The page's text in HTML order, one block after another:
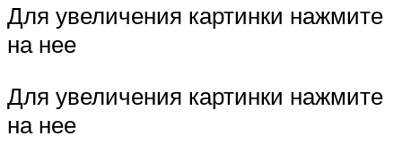
Для увеличения картинки нажмите
на нее
Для увеличения картинки нажмите
на нее